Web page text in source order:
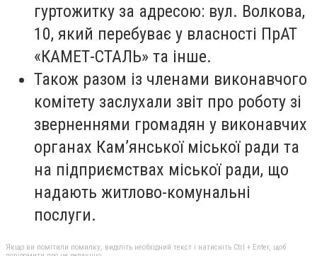
гуртожитку за адресою: вул. Волкова,
10, який перебуває у власності ПрАТ
«КАМЕТ-СТАЛЬ» та інше.
Також разом із членами виконавчого
комітету заслухали звіт про роботу зі
зверненнями громадян у виконавчих
органах Кам’янської міської ради та
на підприємствах міської ради, що
надають житлово-комунальні
послуги.
Якщо ви помітили помилку, виділіть необхідний текст і натисніть Ctrl + Enter, щоб